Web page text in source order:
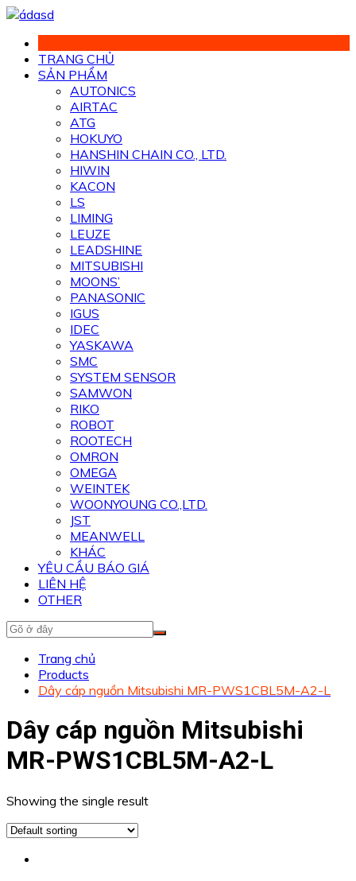
Chuyển
phần
dung
TRANG CHỦ
SẢN PHẨM
AUTONICS
AIRTAC
ATG
HOKUYO
HANSHIN CHAIN CO., LTD.
HIWIN
KACON
LS
LIMING
LEUZE
LEADSHINE
MITSUBISHI
MOONS’
PANASONIC
IGUS
IDEC
YASKAWA
SMC
SYSTEM SENSOR
SAMWON
RIKO
ROBOT
ROOTECH
OMRON
OMEGA
WEINTEK
WOONYOUNG CO.,LTD.
JST
MEANWELL
KHÁC
YÊU CẦU BÁO GIÁ
LIÊN HỆ
OTHER
Trang chủ
Products
Dây cáp nguồn Mitsubishi MR-PWS1CBL5M-A2-L
Dây cáp nguồn Mitsubishi
MR-PWS1CBL5M-A2-L
Showing the single result